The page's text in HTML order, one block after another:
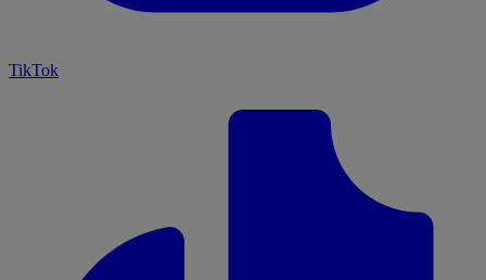
TikTok